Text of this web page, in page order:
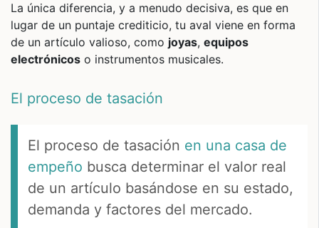
La única diferencia, y a menudo decisiva, es que en
lugar de un puntaje crediticio, tu aval viene en forma
de un artículo valioso, como joyas, equipos
electrónicos o instrumentos musicales.
El proceso de tasación
El proceso de tasación en una casa de
empeño busca determinar el valor real
de un artículo basándose en su estado,
demanda y factores del mercado.